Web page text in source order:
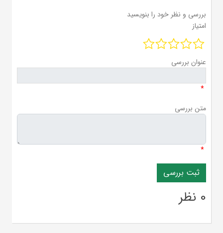
بررسی و نظر خود را بنویسید
امتیاز
عنوان بررسی
*
متن بررسی
*
0 نظر